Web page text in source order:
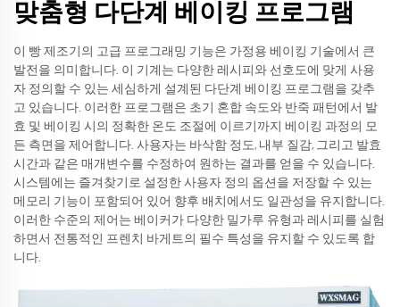
맞춤형 다단계 베이킹 프로그램
이 빵 제조기의 고급 프로그래밍 기능은 가정용 베이킹 기술에서 큰
발전을 의미합니다. 이 기계는 다양한 레시피와 선호도에 맞게 사용
자 정의할 수 있는 세심하게 설계된 다단계 베이킹 프로그램을 갖추
고 있습니다. 이러한 프로그램은 초기 혼합 속도와 반죽 패턴에서 발
효 및 베이킹 시의 정확한 온도 조절에 이르기까지 베이킹 과정의 모
든 측면을 제어합니다. 사용자는 바삭함 정도, 내부 질감, 그리고 발효
시간과 같은 매개변수를 수정하여 원하는 결과를 얻을 수 있습니다.
시스템에는 즐겨찾기로 설정한 사용자 정의 옵션을 저장할 수 있는
메모리 기능이 포함되어 있어 향후 배치에서도 일관성을 유지합니다.
이러한 수준의 제어는 베이커가 다양한 밀가루 유형과 레시피를 실험
하면서 전통적인 프렌치 바게트의 필수 특성을 유지할 수 있도록 합
니다.